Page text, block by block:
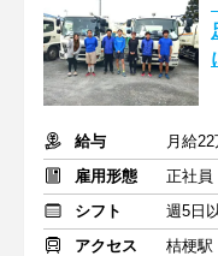
給与
月給
雇用形態
正社員
シフト
週5日
アクセス
桔梗駅